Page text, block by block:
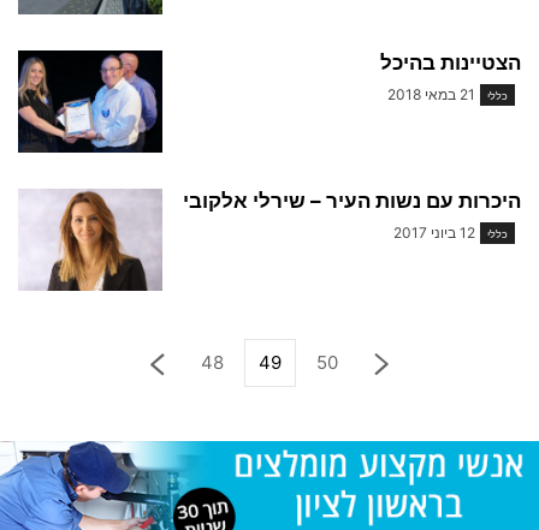
הצטיינות בהיכל
כללי 21 במאי 2018
היכרות עם נשות העיר – שירלי אלקובי
כללי 12 ביוני 2017
48 49 50